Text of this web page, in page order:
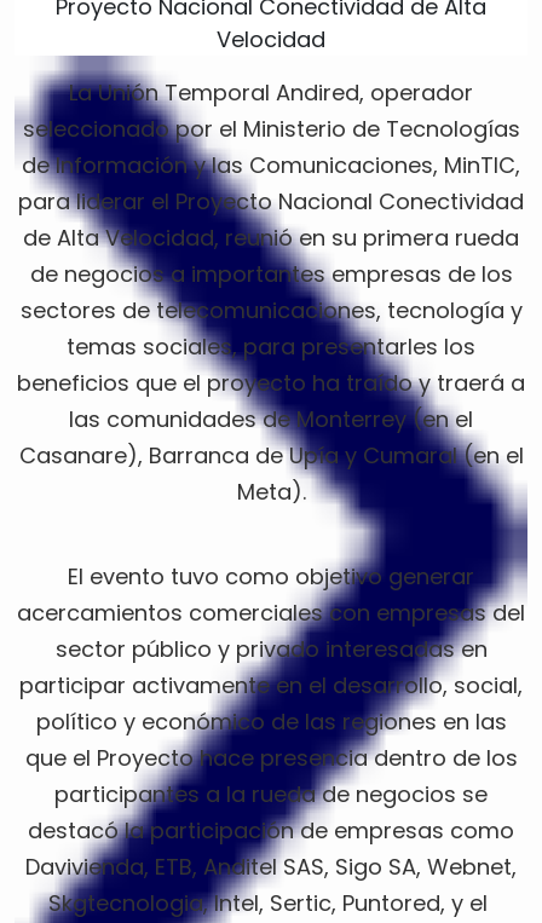
La Unión Temporal Andired, operador
seleccionado por el Ministerio de Tecnologías
de Información y las Comunicaciones, MinTIC,
para liderar el Proyecto Nacional Conectividad
de Alta Velocidad, reunió en su primera rueda
de negocios a importantes empresas de los
sectores de telecomunicaciones, tecnología y
temas sociales, para presentarles los
beneficios que el proyecto ha traído y traerá a
las comunidades de Monterrey (en el
Casanare), Barranca de Upía y Cumaral (en el
Meta).
El evento tuvo como objetivo generar
acercamientos comerciales con empresas del
sector público y privado interesadas en
participar activamente en el desarrollo, social,
político y económico de las regiones en las
que el Proyecto hace presencia dentro de los
participantes a la rueda de negocios se
destacó la participación de empresas como
Davivienda, ETB, Anditel SAS, Sigo SA, Webnet,
Skgtecnologia, Intel, Sertic, Puntored, y el